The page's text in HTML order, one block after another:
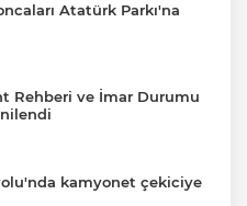
Atatürk Parkı'na
Rehberi ve İmar Durumu
kamyonet çekiciye